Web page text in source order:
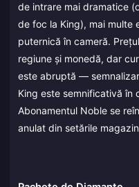
de intrare mai dramatice
de foc la King), mai multe
puternică în cameră.
regiune și monedă, dar
este abruptă —
King este semnificativă în
Abonamentul Noble se
anulat din setările